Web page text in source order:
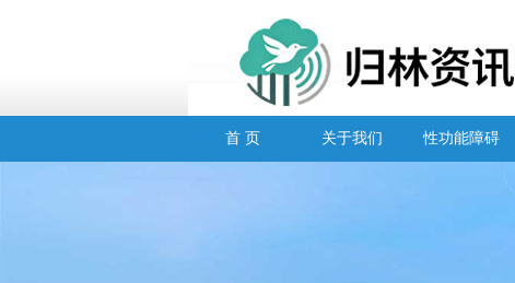
首 页 关于我们 性功能障碍